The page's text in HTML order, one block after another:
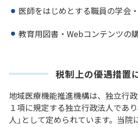
医師をはじめとする職員の学会
教育用図書・Webコンテンツ
税制上の優遇措置
地域医療機能推進機構は、独立行
１項に規定する独立行政法人であ
人」として定められています。当